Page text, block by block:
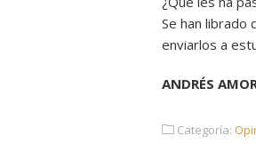
Se han librado
enviarlos a
ANDRÉS
Categoría: